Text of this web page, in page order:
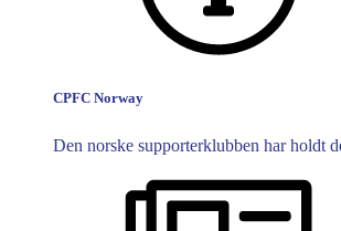
CPFC Norway
Den norske supporterklubben har holdt